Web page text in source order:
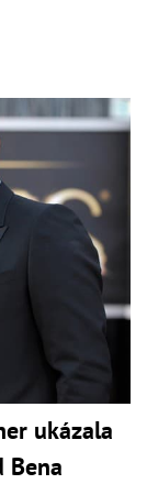
ukázala
Bena